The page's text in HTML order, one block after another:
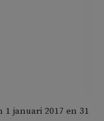
1 januari 2017 en 31